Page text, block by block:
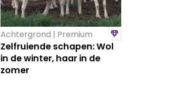
Achtergrond | Premium
Zelfruiende schapen: Wol
in de winter, haar in de
zomer